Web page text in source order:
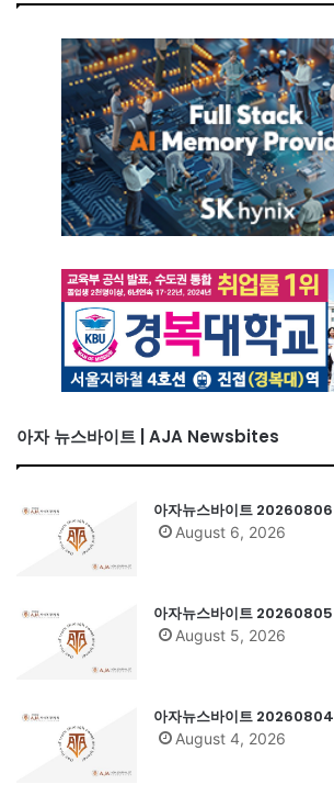
아자 뉴스바이트 | AJA Newsbites
아자뉴스바이트 20260806
August 6, 2026
아자뉴스바이트 20260805
August 5, 2026
아자뉴스바이트 20260804
August 4, 2026